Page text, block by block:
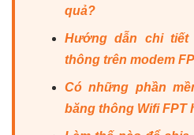
quả?
Hướng dẫn chi
thông trên modem
Có những phần
băng thông Wifi FPT